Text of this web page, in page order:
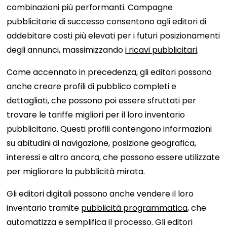
combinazioni più performanti. Campagne
pubblicitarie di successo consentono agli editori di
addebitare costi più elevati per i futuri posizionamenti
degli annunci, massimizzandoi ricavi pubblicitari.
Come accennato in precedenza, gli editori possono
anche creare profili di pubblico completi e
dettagliati, che possono poi essere sfruttati per
trovare le tariffe migliori per il loro inventario
pubblicitario. Questi profili contengono informazioni
su abitudini di navigazione, posizione geografica,
interessi e altro ancora, che possono essere utilizzate
per migliorare la pubblicità mirata.
Gli editori digitali possono anche vendere il loro
inventario tramite pubblicità programmatica, che
automatizza e semplifica il processo. Gli editori